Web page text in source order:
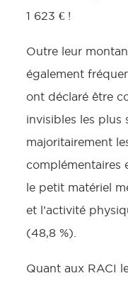
1 623 € !
Outre leur
également
ont déclaré être
invisibles les
majoritairement
complémentaires
le petit matériel
et l’activité
(48,8 %).
Quant aux RACI